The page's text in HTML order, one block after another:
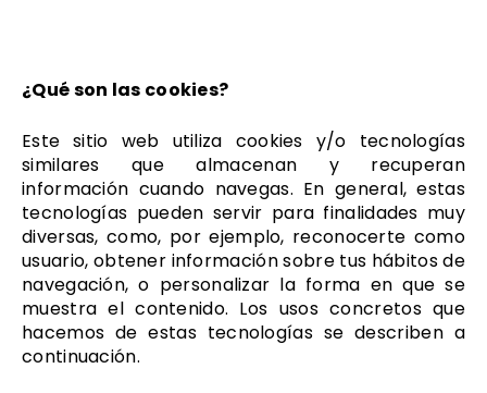
¿Qué son las cookies?
Este sitio web utiliza cookies y/o tecnologías
similares que almacenan y recuperan
información cuando navegas. En general, estas
tecnologías pueden servir para finalidades muy
diversas, como, por ejemplo, reconocerte como
usuario, obtener información sobre tus hábitos de
navegación, o personalizar la forma en que se
muestra el contenido. Los usos concretos que
hacemos de estas tecnologías se describen a
continuación.